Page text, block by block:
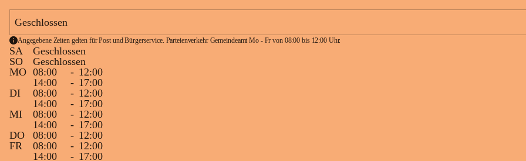
Geschlossen
Angegebene Zeiten gelten für Post und Bürgerservice. Parteienverkehr Gemeindeamt Mo - Fr von 08:00 bis 12:00 Uhr.
SA
Geschlossen
SO
Geschlossen
MO 08:00 - 12:00
14:00
- 17:00
DI
08:00 - 12:00
14:00
- 17:00
MI
08:00 - 12:00
14:00
- 17:00
DO
08:00 - 12:00
FR
08:00 - 12:00
14:00
- 17:00